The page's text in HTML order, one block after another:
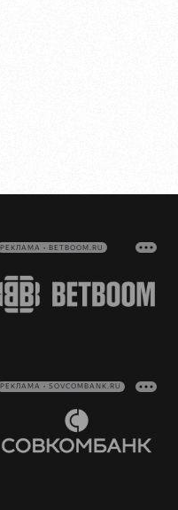
РЕКЛАМА • BETBOOM.RU
РЕКЛАМА • SOVCOMBANK.RU